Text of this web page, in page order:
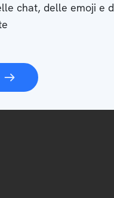
chat, delle emoji e